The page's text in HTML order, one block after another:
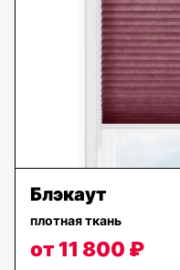
Блэкаут
плотная ткань
от 11 800 ₽